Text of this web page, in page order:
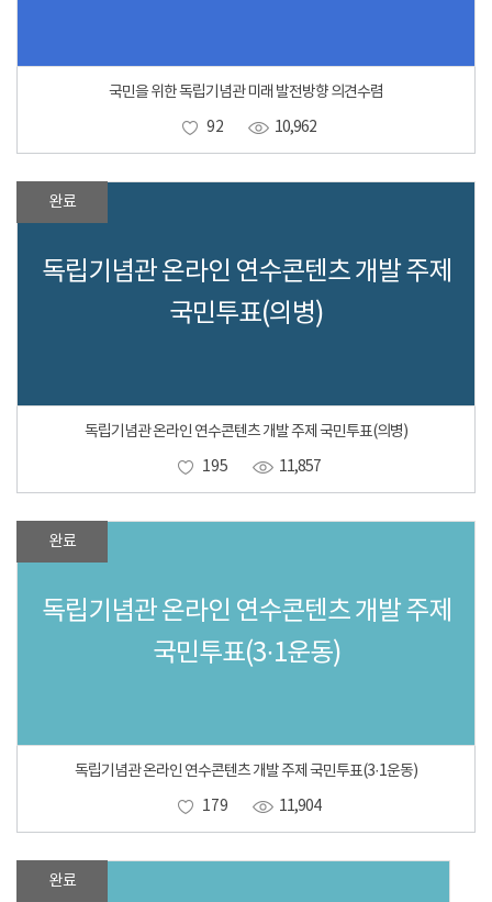
국민을 위한 독립기념관 미래 발전방향 의견수렴
92
10,962
완료
독립기념관 온라인 연수콘텐츠 개발 주제
국민투표(의병)
독립기념관 온라인 연수콘텐츠 개발 주제 국민투표(의병)
195
11,857
완료
독립기념관 온라인 연수콘텐츠 개발 주제
국민투표(3·1운동)
독립기념관 온라인 연수콘텐츠 개발 주제 국민투표(3·1운동)
179
11,904
완료